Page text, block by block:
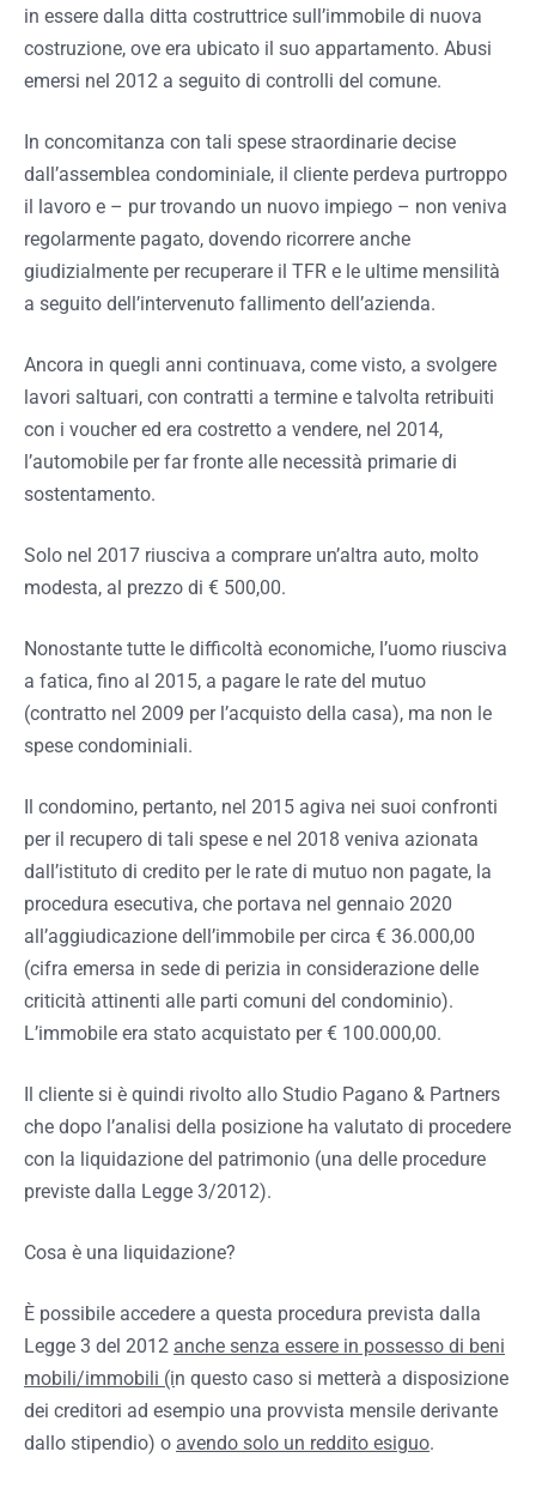
in essere dalla ditta costruttrice sull’immobile di nuova
costruzione, ove era ubicato il suo appartamento. Abusi
emersi nel 2012 a seguito di controlli del comune.
In concomitanza con tali spese straordinarie decise
dall’assemblea condominiale, il cliente perdeva purtroppo
il lavoro e – pur trovando un nuovo impiego – non veniva
regolarmente pagato, dovendo ricorrere anche
giudizialmente per recuperare il TFR e le ultime mensilità
a seguito dell’intervenuto fallimento dell’azienda.
Ancora in quegli anni continuava, come visto, a svolgere
lavori saltuari, con contratti a termine e talvolta retribuiti
con i voucher ed era costretto a vendere, nel 2014,
l’automobile per far fronte alle necessità primarie di
sostentamento.
Solo nel 2017 riusciva a comprare un’altra auto, molto
modesta, al prezzo di € 500,00.
Nonostante tutte le difficoltà economiche, l’uomo riusciva
a fatica, fino al 2015, a pagare le rate del mutuo
(contratto nel 2009 per l’acquisto della casa), ma non le
spese condominiali.
Il condomino, pertanto, nel 2015 agiva nei suoi confronti
per il recupero di tali spese e nel 2018 veniva azionata
dall’istituto di credito per le rate di mutuo non pagate, la
procedura esecutiva, che portava nel gennaio 2020
all’aggiudicazione dell’immobile per circa € 36.000,00
(cifra emersa in sede di perizia in considerazione delle
criticità attinenti alle parti comuni del condominio).
L’immobile era stato acquistato per € 100.000,00.
Il cliente si è quindi rivolto allo Studio Pagano & Partners
che dopo l’analisi della posizione ha valutato di procedere
con la liquidazione del patrimonio (una delle procedure
previste dalla Legge 3/2012).
Cosa è una liquidazione?
È possibile accedere a questa procedura prevista dalla
Legge 3 del 2012 anche senza essere in possesso di beni
mobili/immobili (in questo caso si metterà a disposizione
dei creditori ad esempio una provvista mensile derivante
dallo stipendio) o avendo solo un reddito esiguo.